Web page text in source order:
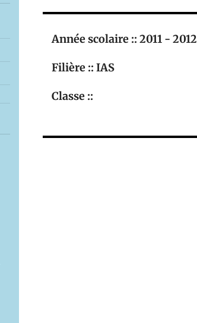
Année scolaire :: 2011 - 2012
Filière :: IAS
Classe ::